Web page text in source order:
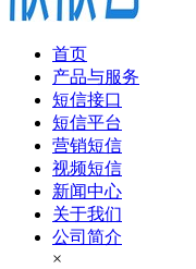
首页
产品与服务
短信接口
短信平台
营销短信
视频短信
新闻中心
关于我们
公司简介
×